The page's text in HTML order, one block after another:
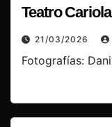
Teatro Cariola
21/03/2026
Fotografías: